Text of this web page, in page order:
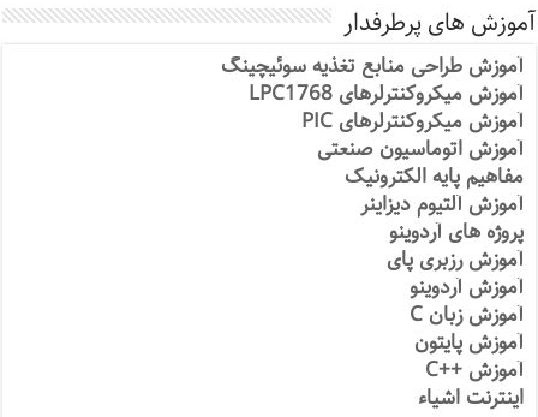
آموزش های پرطرفدار
آموزش طراحی منابع تغذیه سوئیچینگ
آموزش میکروکنترلرهای LPC1768
آموزش میکروکنترلرهای PIC
آموزش اتوماسیون صنعتی
مفاهیم پایه الکترونیک
آموزش آلتیوم دیزاینر
پروژه های آردوینو
آموزش رزبری پای
آموزش آردوینو
آموزش زبان C
آموزش پایتون
آموزش ++C
اینترنت اشیاء